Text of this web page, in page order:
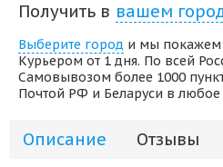
Получить в вашем
Выберите город и мы покажем
Курьером от 1 дня. По всей
Самовывозом более 1000
Почтой РФ и Беларуси в любое
Описание Отзывы